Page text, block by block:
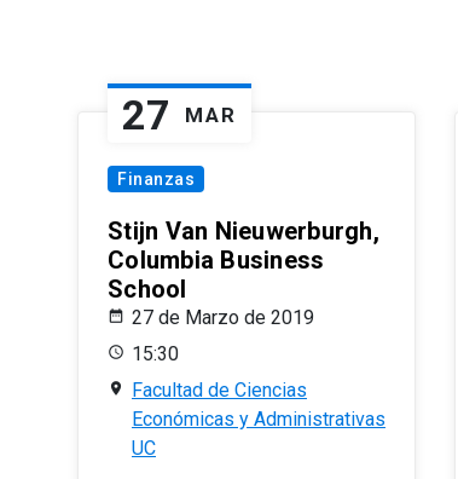
27 MAR
Finanzas
Stijn Van Nieuwerburgh,
Columbia Business
School
27 de Marzo de 2019
15:30
Facultad de Ciencias
Económicas y Administrativas
UC